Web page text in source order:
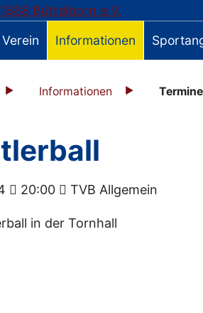
Verein Informationen
Informationen Termine
20:00 TVB Allgemein
in der Tornhall